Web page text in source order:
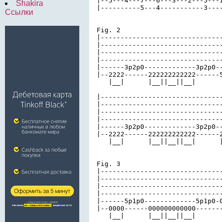
Shakira
Ссылки
|----------5---4-----------
Fig. 2
|------3p2p0-------------
|--2222------222222222222------
|------3p2p0-------------
|--2222------222222222222------
Fig. 3
|------5p1p0-------------5p1p0-
|--0000------